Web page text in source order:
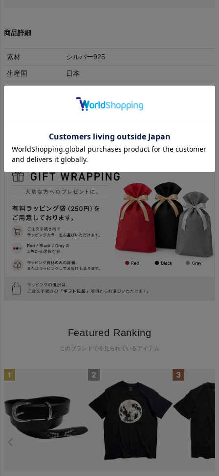
商品詳細
素材 シルバー925
生産国 日本
Featured Ranking
このブランドで今見られているアイテム